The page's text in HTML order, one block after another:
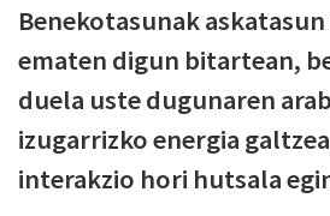
Benekotasunak
ematen digun bitartean,
duela uste dugunaren
izugarrizko energia
interakzio hori hutsala